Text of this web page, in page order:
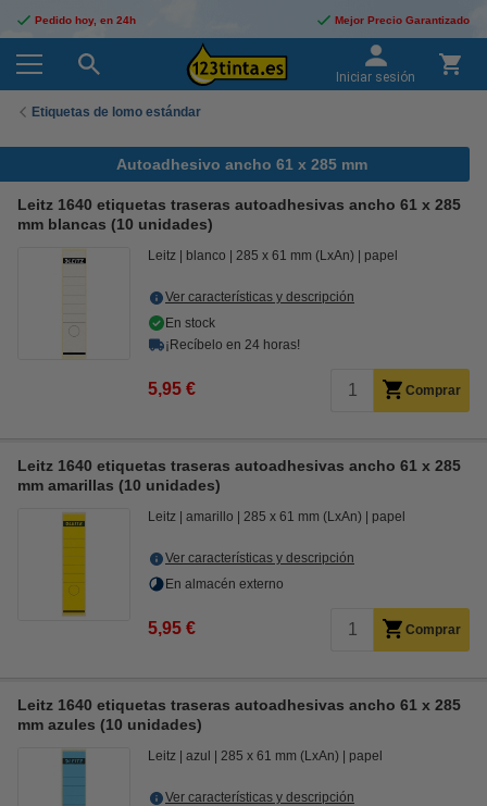
Pedido hoy, en 24h Mejor Precio Garantizado
Iniciar sesión
Etiquetas de lomo estándar
Autoadhesivo ancho 61 x 285 mm
Leitz 1640 etiquetas traseras autoadhesivas ancho 61 x 285
mm blancas (10 unidades)
Leitz blanco 285 x 61 mm (LxAn) papel
Ver características y descripción
En stock
¡Recíbelo en 24 horas!
5,95 € Comprar
Leitz 1640 etiquetas traseras autoadhesivas ancho 61 x 285
mm amarillas (10 unidades)
Leitz amarillo 285 x 61 mm (LxAn) papel
Ver características y descripción
En almacén externo
5,95 € Comprar
Leitz 1640 etiquetas traseras autoadhesivas ancho 61 x 285
mm azules (10 unidades)
Leitz azul 285 x 61 mm (LxAn) papel
Ver características y descripción